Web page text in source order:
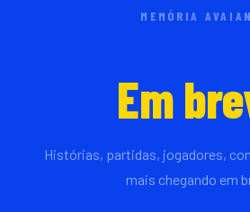
MEMÓRIA
Em
Histórias, partidas, jogadores,
mais chegando em